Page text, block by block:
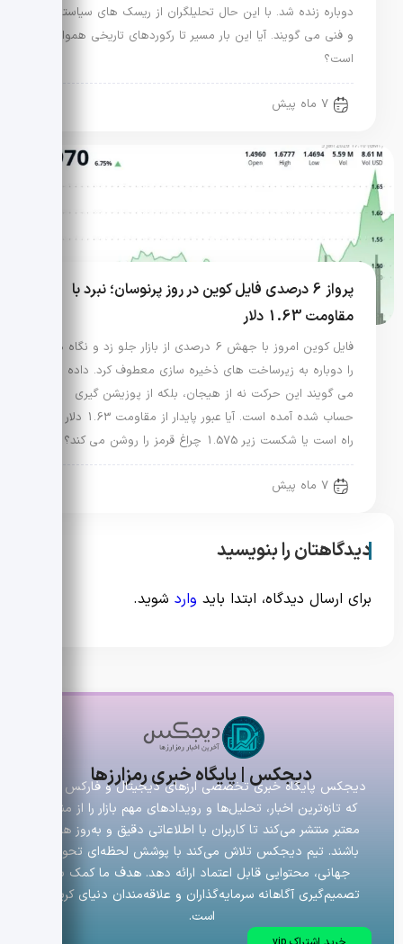
دوباره زنده شد. با این حال تحلیلگران از ریسک های سیاستی
و فنی می گویند. آیا این بار مسیر تا رکوردهای تاریخی هموار
است؟
7 ماه پیش
پرواز 6 درصدی فایل کوین در روز پرنوسان؛ نبرد با
مقاومت 1.63 دلار
فایل کوین امروز با جهش 6 درصدی از بازار جلو زد و نگاه ها
را دوباره به زیرساخت های ذخیره سازی معطوف کرد. داده ها
می گویند این حرکت نه از هیجان، بلکه از پوزیشن گیری
حساب شده آمده است. آیا عبور پایدار از مقاومت 1.63 دلار در
راه است یا شکست زیر 1.575 چراغ قرمز را روشن می کند؟
7 ماه پیش
دیدگاهتان را بنویسید
برای ارسال دیدگاه، ابتدا باید وارد شوید.
دیجکس | پایگاه خبری رمزارزها
دیجکس پایگاه خبری تخصصی ارزهای دیجیتال و فارکس است
که تازه‌ترین اخبار، تحلیل‌ها و رویدادهای مهم بازار را از منابع
معتبر منتشر می‌کند تا کاربران با اطلاعاتی دقیق و به‌روز همراه
باشند. تیم دیجکس تلاش می‌کند با پوشش لحظه‌ای تحولات
جهانی، محتوایی قابل اعتماد ارائه دهد. هدف ما کمک به
تصمیم‌گیری آگاهانه سرمایه‌گذاران و علاقه‌مندان دنیای کریپتو
است.